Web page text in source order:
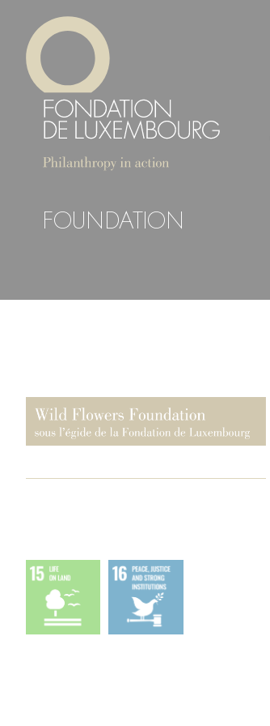
contenu
principal
FOUNDATION